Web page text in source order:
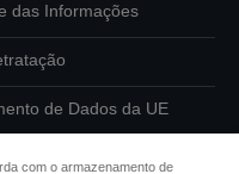
das Informações
de Dados da UE
com o armazenamento de